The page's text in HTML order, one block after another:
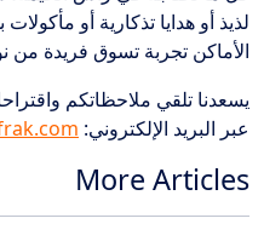
لذيذ أو هدايا تذكارية أو
الأماكن تجربة تسوق فريدة
يسعدنا تلقي ملاحظاتكم
عبر البريد الإلكتروني:
More Articles